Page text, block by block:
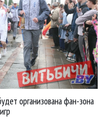
организована фан-зона